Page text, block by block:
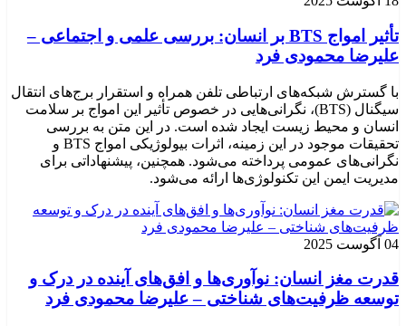
تأثیر امواج BTS بر انسان: بررسی علمی و اجتماعی –
علیرضا محمودی فرد
با گسترش شبکه‌های ارتباطی تلفن همراه و استقرار برج‌های انتقال
سیگنال (BTS)، نگرانی‌هایی در خصوص تأثیر این امواج بر سلامت
انسان و محیط زیست ایجاد شده است. در این متن به بررسی
تحقیقات موجود در این زمینه، اثرات بیولوژیکی امواج BTS و
نگرانی‌های عمومی پرداخته می‌شود. همچنین، پیشنهاداتی برای
مدیریت ایمن این تکنولوژی‌ها ارائه می‌شود.
04 آگوست 2025
قدرت مغز انسان: نوآوری‌ها و افق‌های آینده در درک و
توسعه ظرفیت‌های شناختی – علیرضا محمودی فرد